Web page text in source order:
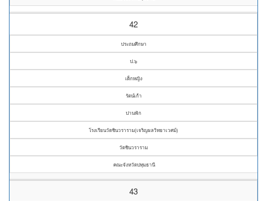
42
ประถมศึกษา
ป.๖
เด็กหญิง
รัตน์เก้า
ปานฟัก
โรงเรียนวัดชินวราราม(เจริญผลวิทยาเวศม์)
วัดชินวราราม
คณะจังหวัดปทุมธานี
43